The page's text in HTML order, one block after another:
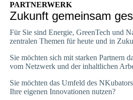
PARTNERWERK
Zukunft gemeinsam
Für Sie sind Energie, GreenTech und
zentralen Themen für heute und in
Sie möchten sich mit starken Partnern
vom Netzwerk und der inhaltlichen
Sie möchten das Umfeld des
Ihre eigenen Innovationen nutzen?